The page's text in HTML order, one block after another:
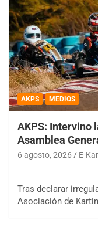
AKPS MEDIOS
AKPS: Intervino
Asamblea
6 agosto, 2026 E-
Tras declarar
Asociación de